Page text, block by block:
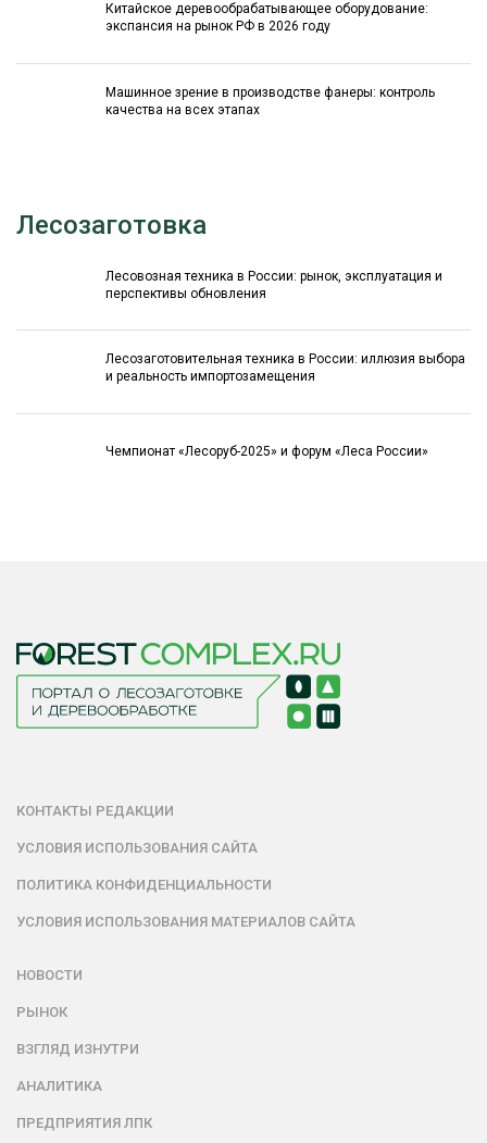
Китайское деревообрабатывающее оборудование:
экспансия на рынок РФ в 2026 году
Машинное зрение в производстве фанеры: контроль
качества на всех этапах
Лесозаготовка
Лесовозная техника в России: рынок, эксплуатация и
перспективы обновления
Лесозаготовительная техника в России: иллюзия выбора
и реальность импортозамещения
Чемпионат «Лесоруб-2025» и форум «Леса России»
КОНТАКТЫ РЕДАКЦИИ
УСЛОВИЯ ИСПОЛЬЗОВАНИЯ САЙТА
ПОЛИТИКА КОНФИДЕНЦИАЛЬНОСТИ
УСЛОВИЯ ИСПОЛЬЗОВАНИЯ МАТЕРИАЛОВ САЙТА
НОВОСТИ
РЫНОК
ВЗГЛЯД ИЗНУТРИ
АНАЛИТИКА
ПРЕДПРИЯТИЯ ЛПК